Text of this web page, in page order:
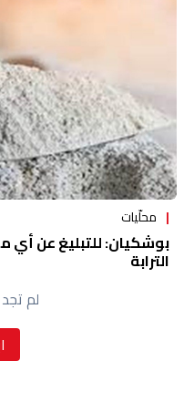
محلّيات
بوشكيان: للتبليغ عن أي
الترابة
لم